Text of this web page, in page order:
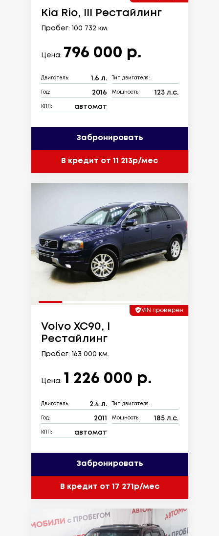
Kia Rio, III Рестайлинг
Пробег: 100 732 км.
Цена: 796 000 р.
Двигатель: 1.6 л. Тип двигателя:
Год: 2016 Мощность: 123 л.с.
КПП: автомат
Забронировать
В кредит от 11 213р/мес
VIN проверен
Volvo XC90, I
Рестайлинг
Пробег: 163 000 км.
Цена: 1 226 000 р.
Двигатель: 2.4 л. Тип двигателя:
Год: 2011 Мощность: 185 л.с.
КПП: автомат
Забронировать
В кредит от 17 271р/мес